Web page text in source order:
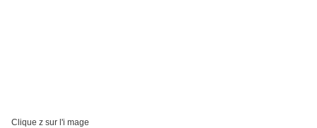
Clique z sur l'i mage